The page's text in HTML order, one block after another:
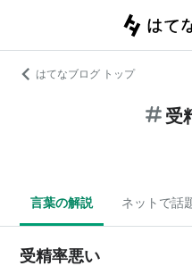
はてなブログ トップ
受
言葉の解説 ネットで話
受精率悪い